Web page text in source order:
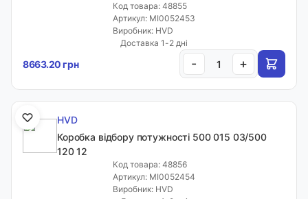
Код товара: 48855
Артикул: MI0052453
Виробник: HVD
Доставка 1-2 дні
8663.20 грн - +
HVD
Коробка відбору потужності 500 015 03/500
120 12
Код товара: 48856
Артикул: MI0052454
Виробник: HVD